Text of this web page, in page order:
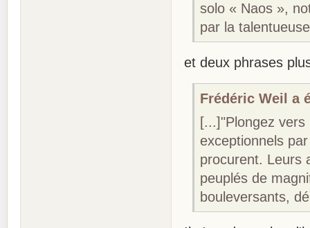
solo « Naos »,
par la
et deux phrases
Frédéric Weil a
[...]"Plongez
exceptionnels
procurent. Leurs
peuplés de
bouleversants,